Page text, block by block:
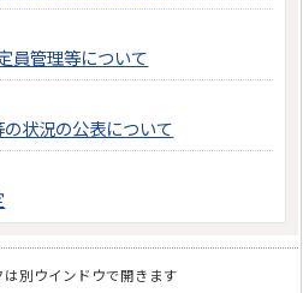
員管理等について
状況の公表について
別ウインドウで開きます